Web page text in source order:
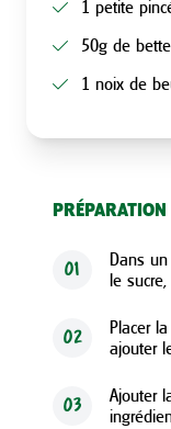
1 petite
50g de
1 noix de
PRÉPARATION
01
Dans
le
02
Placer
ajouter
03
Ajouter